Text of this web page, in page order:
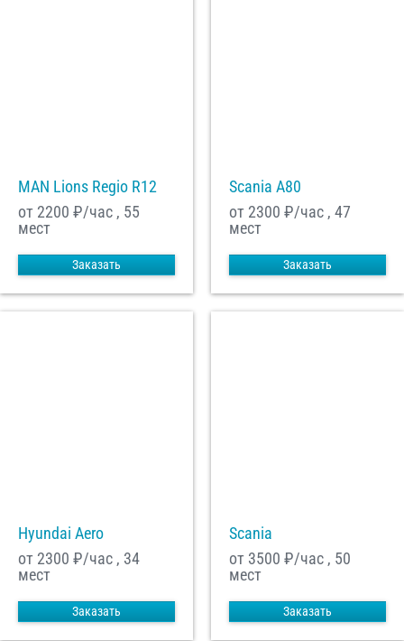
MAN Lions Regio R12
от 2200 ₽/час , 55
мест
Заказать
Scania A80
от 2300 ₽/час , 47
мест
Заказать
Hyundai Aero
от 2300 ₽/час , 34
мест
Заказать
Scania
от 3500 ₽/час , 50
мест
Заказать